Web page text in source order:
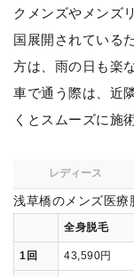
クメンズやメンズ
国展開されている
方は、雨の日も楽
車で通う際は、近
くとスムーズに施
レディース
浅草橋のメンズ医療
全身脱毛
1回 43,590円